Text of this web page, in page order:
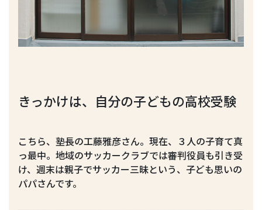
きっかけは、自分の子どもの高校受験
こちら、塾長の工藤雅彦さん。現在、３人の子育て真
っ最中。地域のサッカークラブでは審判役員も引き受
け、週末は親子でサッカー三昧という、子ども思いの
パパさんです。